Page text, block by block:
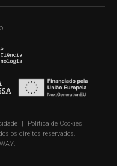
Política de Cookies
os direitos reservados.
.